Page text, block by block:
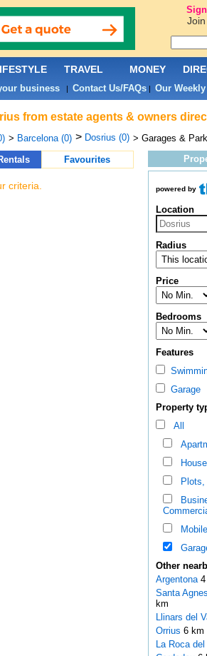
from estate agents & owners
> Barcelona (0) > Dosrius (0) > Garages &
Favourites
criteria. powered by
Location
Radius
Price
Bedrooms
Features
Garage
Property
All
Plots,
Other
Argentona
Santa
km
Llinars del
Orrius 6 km
La Roca
TRAVEL MONEY
business| Contact Us/FAQs| Our
Join